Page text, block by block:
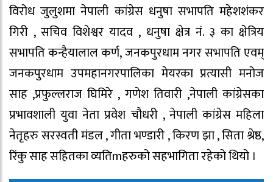
विरोध जुलुशमा नेपाली कांग्रेस धनुषा सभापति महेशशंकर
गिरी , सचिव विशेश्वर यादव , धनुषा क्षेत्र नं. ३ का क्षेत्रिय
सभापति कन्हैयालाल कर्ण, जनकपुरधाम नगर सभापति एवम्
जनकपुरधाम उपमहानगरपालिका मेयरका प्रत्यासी मनोज
साह ,प्रफुल्लराज घिमिरे , गणेश तिवारी ,नेपाली कांग्रेसका
प्रभावशाली युवा नेता प्रवेश चौधरी , नेपाली कांग्रेस महिला
नेतृहरु सरस्वती मंडल , गीता भण्डारी , किरण झा , सिता श्रेष्ठ,
रिंकु साह सहितका व्यतिmहरुको सहभागिता रहेको थियो ।